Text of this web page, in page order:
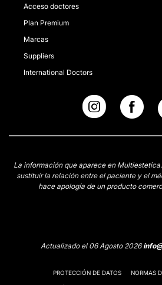
Acceso doctores
Plan Premium
Marcas
Suppliers
International Doctors
La información que aparece en
sustituir la relación entre el paciente y el
hace apología de un producto
Actualizado el 06 Agosto 2026
PROTECCIÓN DE DATOS NORMAS